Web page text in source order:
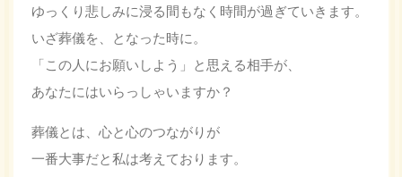
ゆっくり悲しみに浸る間もなく時間が過ぎていきます。
いざ葬儀を、となった時に。
「この人にお願いしよう」と思える相手が、
あなたにはいらっしゃいますか？
葬儀とは、心と心のつながりが
一番大事だと私は考えております。